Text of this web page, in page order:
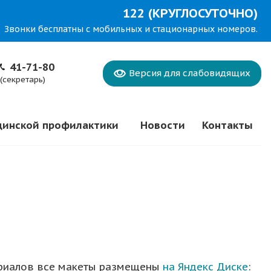
122 (КРУГЛОСУТОЧНО)
Звонки бесплатны с мобильных и стационарных номеров.
41-71-80
(секретарь)
Версия для слабовидящих
профилактики Новости Контакты
все макеты размещены на Яндекс Диске: